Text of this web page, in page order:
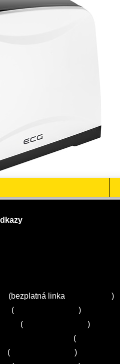
(bezplatná linka
)
(
)
(
)
(
(
)